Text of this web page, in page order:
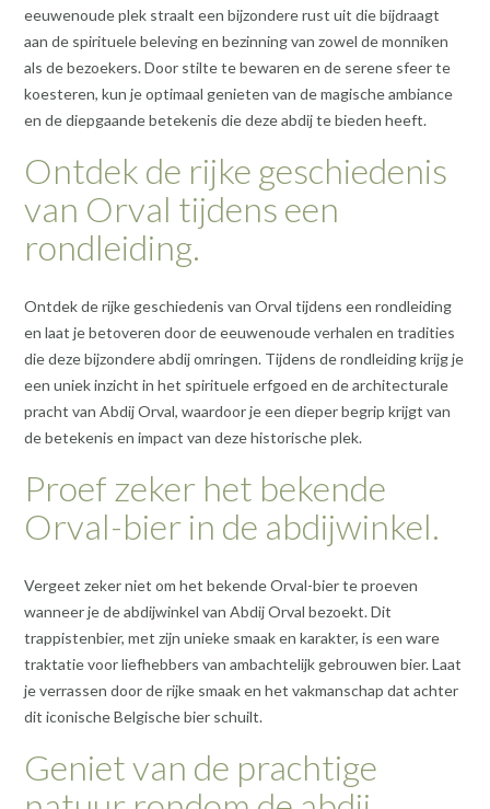
eeuwenoude plek straalt een bijzondere rust uit die bijdraagt
aan de spirituele beleving en bezinning van zowel de monniken
als de bezoekers. Door stilte te bewaren en de serene sfeer te
koesteren, kun je optimaal genieten van de magische ambiance
en de diepgaande betekenis die deze abdij te bieden heeft.
Ontdek de rijke geschiedenis
van Orval tijdens een
rondleiding.
Ontdek de rijke geschiedenis van Orval tijdens een rondleiding
en laat je betoveren door de eeuwenoude verhalen en tradities
die deze bijzondere abdij omringen. Tijdens de rondleiding krijg je
een uniek inzicht in het spirituele erfgoed en de architecturale
pracht van Abdij Orval, waardoor je een dieper begrip krijgt van
de betekenis en impact van deze historische plek.
Proef zeker het bekende
Orval-bier in de abdijwinkel.
Vergeet zeker niet om het bekende Orval-bier te proeven
wanneer je de abdijwinkel van Abdij Orval bezoekt. Dit
trappistenbier, met zijn unieke smaak en karakter, is een ware
traktatie voor liefhebbers van ambachtelijk gebrouwen bier. Laat
je verrassen door de rijke smaak en het vakmanschap dat achter
dit iconische Belgische bier schuilt.
Geniet van de prachtige